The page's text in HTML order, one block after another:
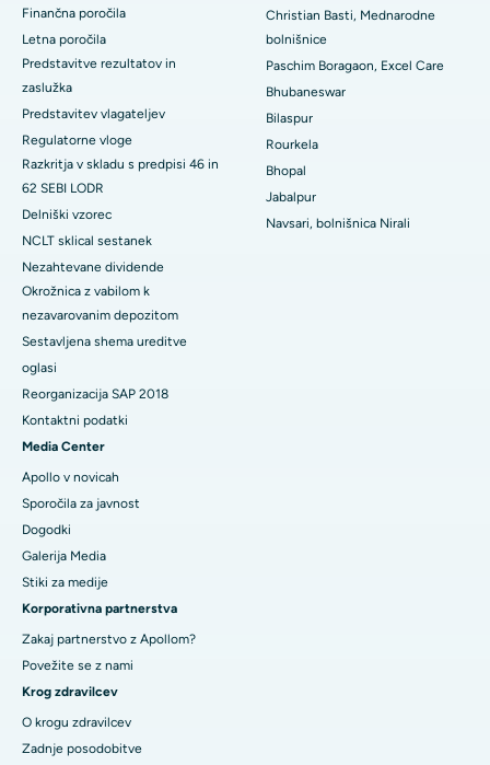
Najboljša bolnišnica v Ramji Nagarju, Nellore
Najboljša bolnišnica v sektorju-19, Rourkela
Najboljša bolnišnica v Swargateu v Puneju
Najboljša onkološka bolnišnica za ženske v južnem Delhiju
Finančna poročila
Letna poročila
Predstavitve rezultatov in
zaslužka
Predstavitev vlagateljev
Regulatorne vloge
Razkritja v skladu s predpisi 46 in
62 SEBI LODR
Delniški vzorec
NCLT sklical sestanek
Nezahtevane dividende
Okrožnica z vabilom k
nezavarovanim depozitom
Sestavljena shema ureditve
oglasi
Reorganizacija SAP 2018
Kontaktni podatki
Media Center
Apollo v novicah
Sporočila za javnost
Dogodki
Galerija Media
​​​​​Stiki za medije
Korporativna partnerstva
Zakaj partnerstvo z Apollom?
Povežite se z nami
Krog zdravilcev
O krogu zdravilcev
Zadnje posodobitve
Christian Basti, Mednarodne
bolnišnice
Paschim Boragaon, Excel Care
Bhubaneswar
Bilaspur
Rourkela
Bhopal
Jabalpur
Navsari, bolnišnica Nirali